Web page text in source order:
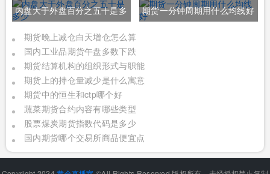
内盘大于外盘百分之五十是多
期货一分钟周期用什么均线好
期货晚上减仓白天增仓怎么算
国内工业品期货午盘多数下跌
期货结算机构的组织形式与职能
期货上的持仓量减少是什么寓意
期货中的恒生和ctp哪个好
蔬菜期货合约内容有哪些类型
股票煤炭期货指数代码是多少
国内期货哪个交易所商品便宜点